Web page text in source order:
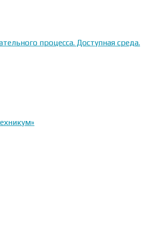
процесса. Доступная среда.